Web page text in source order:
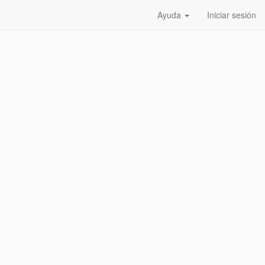
Ayuda Iniciar sesión